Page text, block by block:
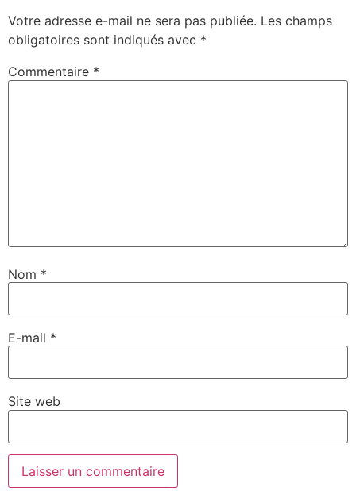
Votre adresse e-mail ne sera pas publiée. Les champs
obligatoires sont indiqués avec *
Commentaire *
Nom *
E-mail *
Site web